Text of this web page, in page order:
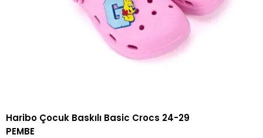
Haribo Çocuk Baskılı Basic Crocs 24-29
PEMBE